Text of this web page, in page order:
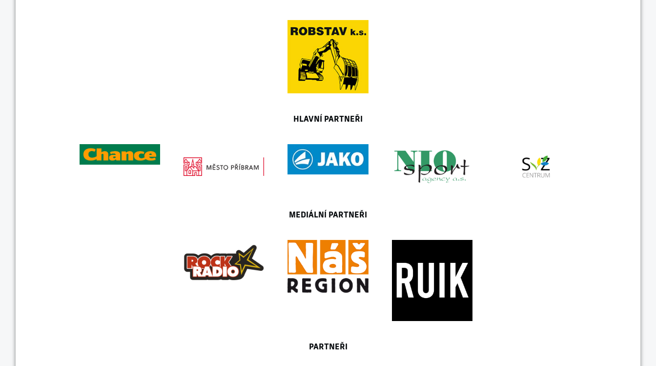
HLAVNÍ PARTNEŘI
MEDIÁLNÍ PARTNEŘI
PARTNEŘI